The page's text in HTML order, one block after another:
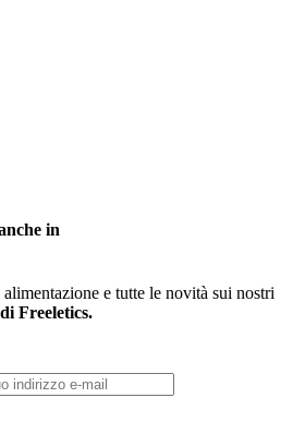
in
e tutte le novità sui nostri
Freeletics.